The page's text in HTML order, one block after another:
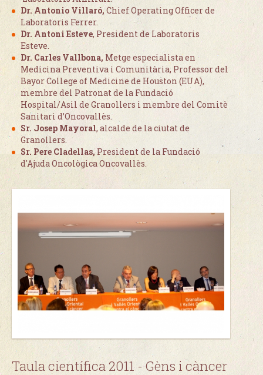
Dr. Antonio Villaró, Chief Operating Officer de
Laboratoris Ferrer.
Dr. Antoni Esteve, President de Laboratoris
Esteve.
Dr. Carles Vallbona, Metge especialista en
Medicina Preventiva i Comunitària, Professor del
Bayor College of Medicine de Houston (EUA),
membre del Patronat de la Fundació
Hospital/Asil de Granollers i membre del Comitè
Sanitari d’Oncovallès.
Sr. Josep Mayoral, alcalde de la ciutat de
Granollers.
Sr. Pere Cladellas,President de la Fundació
d'Ajuda Oncològica Oncovallès.
Taula científica 2011 - Gèns i càncer